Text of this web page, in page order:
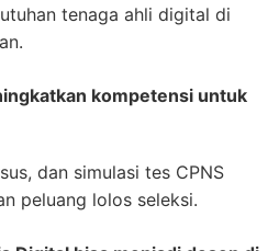
tenaga ahli digital di
kompetensi untuk
dan simulasi tes CPNS
peluang lolos seleksi.